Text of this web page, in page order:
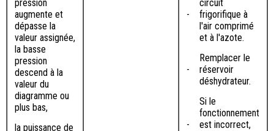
pression
augmente et
dépasse la
valeur assignée,
la basse
pression
descend à la
valeur du
diagramme ou
plus bas,
la puissance de
-
circuit
frigorifique à
l'air comprimé
et à l'azote.
-
Remplacer le
réservoir
déshydrateur.
-
Si le
fonctionnement
est incorrect,